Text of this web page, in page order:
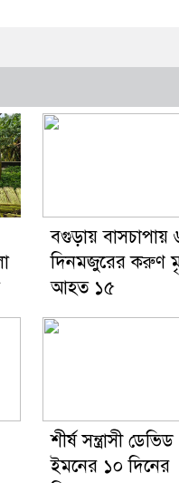
বগুড়ায় বাসচাপায়
দিনমজুরের করুণ
আহত ১৫
শীর্ষ সন্ত্রাসী ডেভিড
ইমনের ১০ দিনের